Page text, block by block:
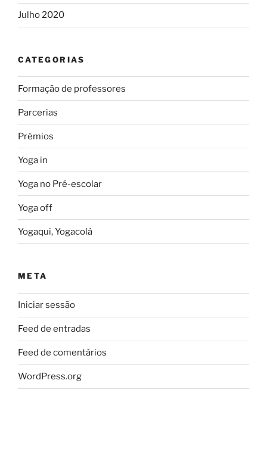
Julho 2020
CATEGORIAS
Formação de professores
Parcerias
Prémios
Yoga in
Yoga no Pré-escolar
Yoga off
Yogaqui, Yogacolá
META
Iniciar sessão
Feed de entradas
Feed de comentários
WordPress.org